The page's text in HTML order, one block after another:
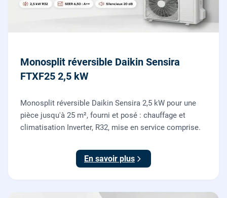
Monosplit réversible Daikin Sensira
FTXF25 2,5 kW
Monosplit réversible Daikin Sensira 2,5 kW pour une
pièce jusqu'à 25 m², fourni et posé : chauffage et
climatisation Inverter, R32, mise en service comprise.
En savoir plus